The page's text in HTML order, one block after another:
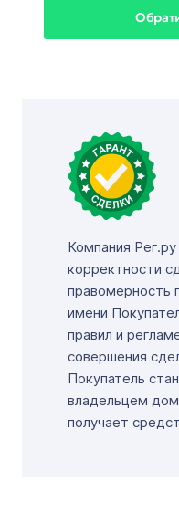
Компания
корректности
правомерность
имени
правил и
совершения
Покупатель
владельцем
получает